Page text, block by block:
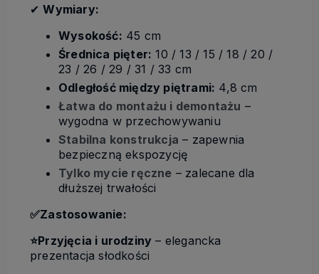
✔Wymiary:
Wysokość: 45 cm
Średnica pięter: 10 / 13 / 15 / 18 / 20 /
23 / 26 / 29 / 31 / 33 cm
Odległość między piętrami: 4,8 cm
Łatwa do montażu i demontażu –
wygodna w przechowywaniu
Stabilna konstrukcja – zapewnia
bezpieczną ekspozycję
Tylko mycie ręczne – zalecane dla
dłuższej trwałości
✅Zastosowanie:
⭐️Przyjęcia i urodziny – elegancka
prezentacja słodkości